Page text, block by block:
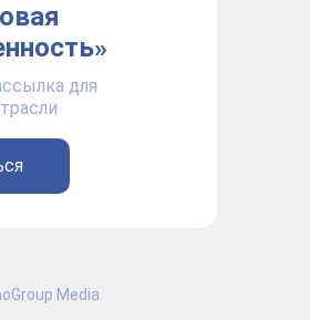
для
Media.